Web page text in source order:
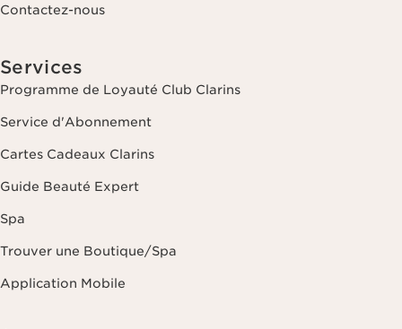
Contactez-nous
Services
Programme de Loyauté Club Clarins
Service d'Abonnement
Cartes Cadeaux Clarins
Guide Beauté Expert
Spa
Trouver une Boutique/Spa
Application Mobile